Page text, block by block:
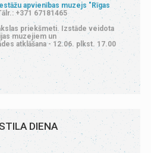
apvienības muzejs "Rīgas
+371 67181465
priekšmeti. Izstāde veidota
muzejiem un
atklāšana - 12.06. plkst. 17.00
DIENA